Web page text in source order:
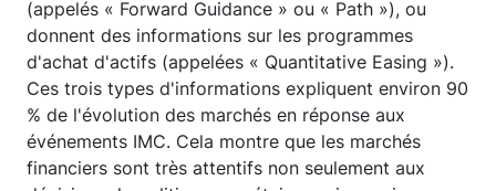
(appelés « Forward Guidance » ou « Path »), ou
donnent des informations sur les programmes
d'achat d'actifs (appelées « Quantitative Easing »).
Ces trois types d'informations expliquent environ 90
% de l'évolution des marchés en réponse aux
événements IMC. Cela montre que les marchés
financiers sont très attentifs non seulement aux